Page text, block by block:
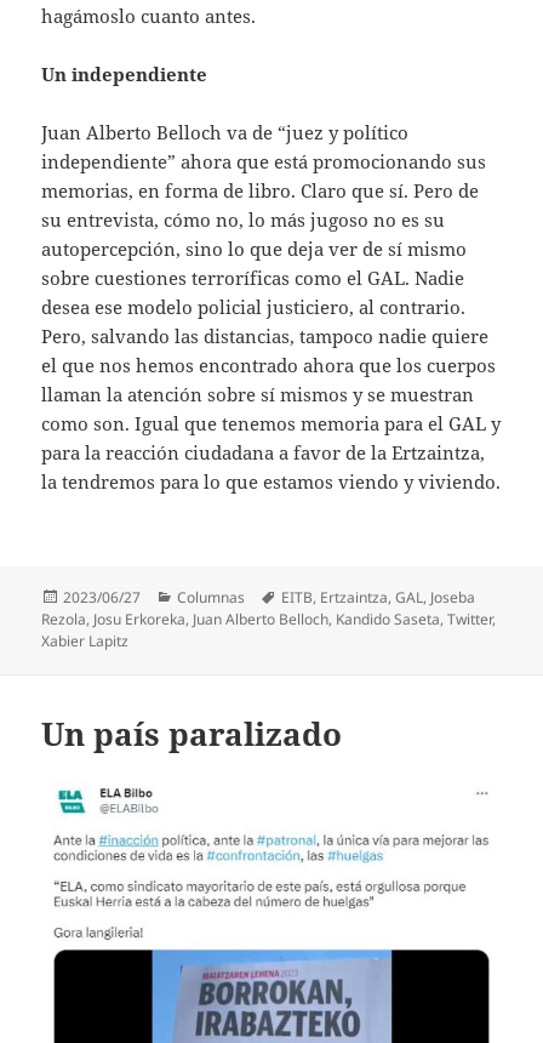
hagámoslo cuanto antes.
Un independiente
Juan Alberto Belloch va de “juez y político
independiente” ahora que está promocionando sus
memorias, en forma de libro. Claro que sí. Pero de
su entrevista, cómo no, lo más jugoso no es su
autopercepción, sino lo que deja ver de sí mismo
sobre cuestiones terroríficas como el GAL. Nadie
desea ese modelo policial justiciero, al contrario.
Pero, salvando las distancias, tampoco nadie quiere
el que nos hemos encontrado ahora que los cuerpos
llaman la atención sobre sí mismos y se muestran
como son. Igual que tenemos memoria para el GAL y
para la reacción ciudadana a favor de la Ertzaintza,
la tendremos para lo que estamos viendo y viviendo.
Publicado
el
2023/06/27 Categorías
Columnas Etiquetas
EITB, Ertzaintza,GAL, Joseba
Rezola, Josu Erkoreka, Juan Alberto Belloch, Kandido Saseta,Twitter,
Xabier Lapitz
Un país paralizado